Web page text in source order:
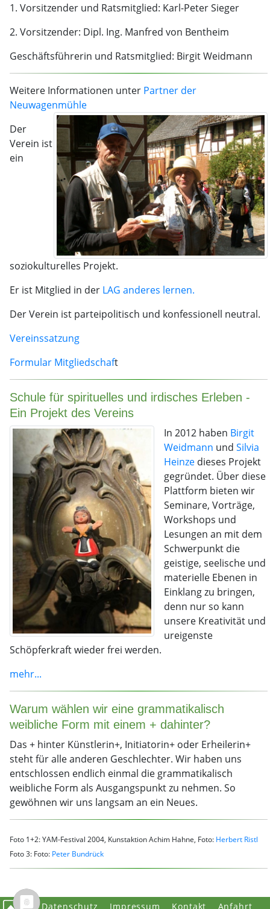
1. Vorsitzender und Ratsmitglied: Karl-Peter Sieger
2. Vorsitzender: Dipl. Ing. Manfred von Bentheim
Geschäftsführerin und Ratsmitglied: Birgit Weidmann
Weitere Informationen unter Partner der
Neuwagenmühle
Der
Verein ist
ein
soziokulturelles Projekt.
Er ist Mitglied in der LAG anderes lernen.
Der Verein ist parteipolitisch und konfessionell neutral.
Vereinssatzung
Formular Mitgliedschaft
Schule für spirituelles und irdisches Erleben -
Ein Projekt des Vereins
In 2012 haben Birgit
Weidmann und Silvia
Heinze dieses Projekt
gegründet. Über diese
Plattform bieten wir
Seminare, Vorträge,
Workshops und
Lesungen an mit dem
Schwerpunkt die
geistige, seelische und
materielle Ebenen in
Einklang zu bringen,
denn nur so kann
unsere Kreativität und
ureigenste
Schöpferkraft wieder frei werden.
mehr...
Warum wählen wir eine grammatikalisch
weibliche Form mit einem + dahinter?
Das + hinter Künstlerin+, Initiatorin+ oder Erheilerin+
steht für alle anderen Geschlechter. Wir haben uns
entschlossen endlich einmal die grammatikalisch
weibliche Form als Ausgangspunkt zu nehmen. So
gewöhnen wir uns langsam an ein Neues.
Foto 1+2: YAM-Festival 2004, Kunstaktion Achim Hahne, Foto: Herbert Ristl
Foto 3: Foto: Peter Bundrück
Datenschutz Impressum Kontakt Anfahrt